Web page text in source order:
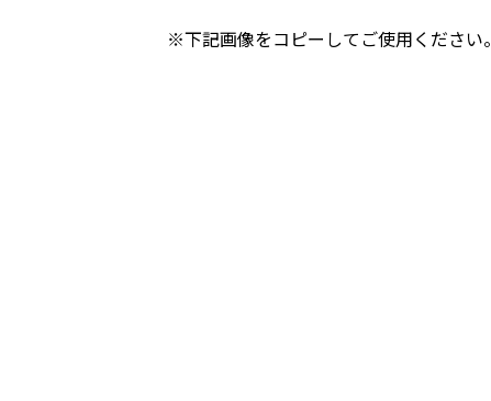
※下記画像をコピーしてご使用ください。